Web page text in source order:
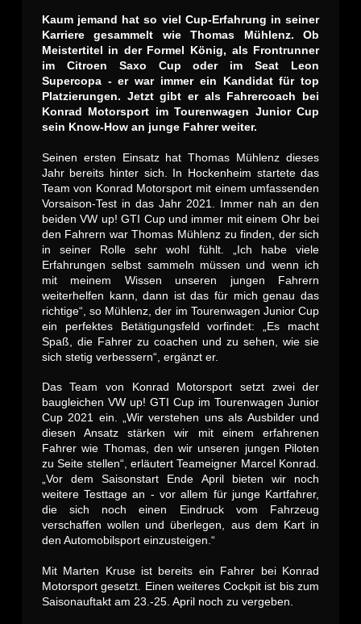
Kaum jemand hat so viel Cup-Erfahrung in seiner
Karriere gesammelt wie Thomas Mühlenz. Ob
Meistertitel in der Formel König, als Frontrunner
im Citroen Saxo Cup oder im Seat Leon
Supercopa - er war immer ein Kandidat für top
Platzierungen. Jetzt gibt er als Fahrercoach bei
Konrad Motorsport im Tourenwagen Junior Cup
sein Know-How an junge Fahrer weiter.
Seinen ersten Einsatz hat Thomas Mühlenz dieses
Jahr bereits hinter sich. In Hockenheim startete das
Team von Konrad Motorsport mit einem umfassenden
Vorsaison-Test in das Jahr 2021. Immer nah an den
beiden VW up! GTI Cup und immer mit einem Ohr bei
den Fahrern war Thomas Mühlenz zu finden, der sich
in seiner Rolle sehr wohl fühlt. „Ich habe viele
Erfahrungen selbst sammeln müssen und wenn ich
mit meinem Wissen unseren jungen Fahrern
weiterhelfen kann, dann ist das für mich genau das
richtige“, so Mühlenz, der im Tourenwagen Junior Cup
ein perfektes Betätigungsfeld vorfindet: „Es macht
Spaß, die Fahrer zu coachen und zu sehen, wie sie
sich stetig verbessern“, ergänzt er.
Das Team von Konrad Motorsport setzt zwei der
baugleichen VW up! GTI Cup im Tourenwagen Junior
Cup 2021 ein. „Wir verstehen uns als Ausbilder und
diesen Ansatz stärken wir mit einem erfahrenen
Fahrer wie Thomas, den wir unseren jungen Piloten
zu Seite stellen“, erläutert Teameigner Marcel Konrad.
„Vor dem Saisonstart Ende April bieten wir noch
weitere Testtage an - vor allem für junge Kartfahrer,
die sich noch einen Eindruck vom Fahrzeug
verschaffen wollen und überlegen, aus dem Kart in
den Automobilsport einzusteigen.“
Mit Marten Kruse ist bereits ein Fahrer bei Konrad
Motorsport gesetzt. Einen weiteres Cockpit ist bis zum
Saisonauftakt am 23.-25. April noch zu vergeben.